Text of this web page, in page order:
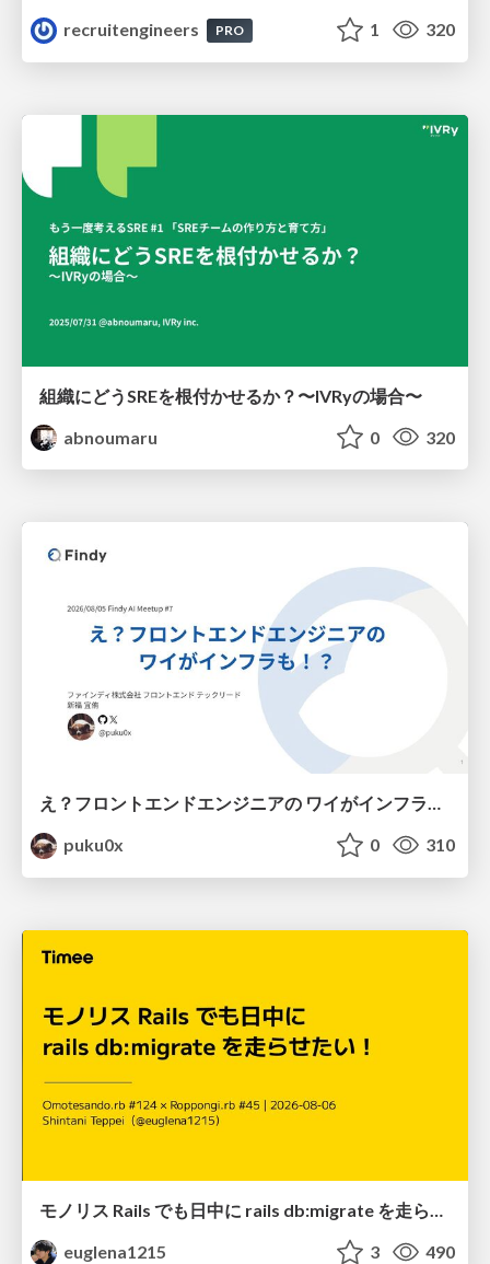
recruitengineers
PRO 1 320
組織にどうSREを根付かせるか？〜IVRyの場合〜
abnoumaru
0 320
え？フロントエンドエンジニアの ワイがインフラも！？
puku0x
0 310
モノリス Rails でも日中に rails db:migrate を走らせたい！ / Daytime rails db:migrate on Monolithic Rails!
euglena1215
3 490